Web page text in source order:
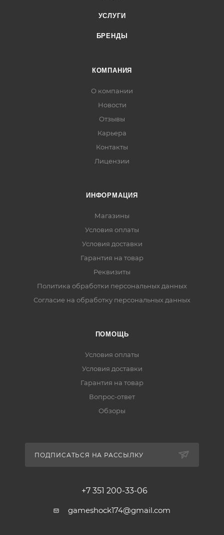
УСЛУГИ
БРЕНДЫ
КОМПАНИЯ
О компании
Новости
Отзывы
Карьера
Контакты
Лицензии
ИНФОРМАЦИЯ
Магазины
Условия оплаты
Условия доставки
Гарантия на товар
Реквизиты
Политика обработки персональных данных
Согласие на обработку персональных данных
ПОМОЩЬ
Условия оплаты
Условия доставки
Гарантия на товар
Вопрос-ответ
Обзоры
ПОДПИСАТЬСЯ НА РАССЫЛКУ
+7 351 200-33-06
gameshock174@gmail.com